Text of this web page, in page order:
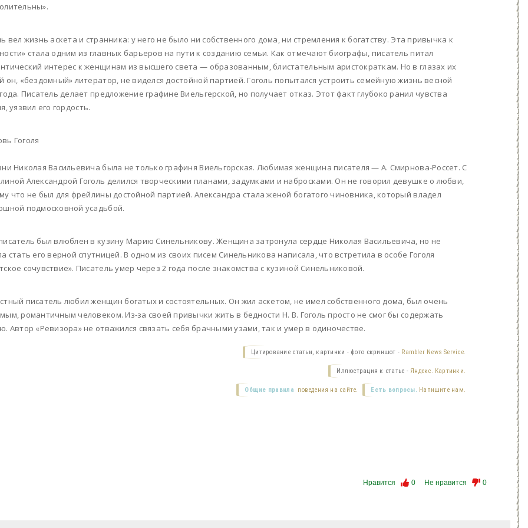
вел жизнь аскета и странника: у него не было ни собственного дома, ни стремления к богатству. Эта привычка к
стала одним из главных барьеров на пути к созданию семьи. Как отмечают биографы, писатель питал
интерес к женщинам из высшего света — образованным, блистательным аристократкам. Но в глазах их
он, «бездомный» литератор, не виделся достойной партией. Гоголь попытался устроить семейную жизнь весной
Писатель делает предложение графине Виельгерской, но получает отказ. Этот факт глубоко ранил чувства
уязвил его гордость.
Гоголя
Николая Васильевича была не только графиня Виельгорская. Любимая женщина писателя — А. Смирнова-Россет. С
Александрой Гоголь делился творческими планами, задумками и набросками. Он не говорил девушке о любви,
что не был для фрейлины достойной партией. Александра стала женой богатого чиновника, который владел
подмосковной усадьбой.
был влюблен в кузину Марию Синельникову. Женщина затронула сердце Николая Васильевича, но не
стать его верной спутницей. В одном из своих писем Синельникова написала, что встретила в особе Гоголя
сочувствие». Писатель умер через 2 года после знакомства с кузиной Синельниковой.
писатель любил женщин богатых и состоятельных. Он жил аскетом, не имел собственного дома, был очень
романтичным человеком. Из-за своей привычки жить в бедности Н. В. Гоголь просто не смог бы содержать
Автор «Ревизора» не отважился связать себя брачными узами, так и умер в одиночестве.
Цитирование статьи, картинки - фото скриншот - Rambler News Service.
Иллюстрация к статье - Яндекс. Картинки.
Есть вопросы. Напишите нам.
Общие правила поведения на сайте.
Нравится 0 Не нравится 0